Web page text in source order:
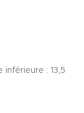
: 13,5